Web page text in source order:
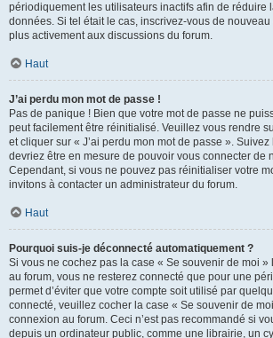
périodiquement les utilisateurs inactifs afin de réduire
données. Si tel était le cas, inscrivez-vous de
plus activement aux discussions du forum.
Haut
J’ai perdu mon mot de passe !
Pas de panique ! Bien que votre mot de passe ne
peut facilement être réinitialisé. Veuillez vous rendre
et cliquer sur « J’ai perdu mon mot de passe ».
devriez être en mesure de pouvoir vous connecter de
Cependant, si vous ne pouvez pas réinitialiser votre
invitons à contacter un administrateur du forum.
Haut
Pourquoi suis-je déconnecté automatiquement ?
Si vous ne cochez pas la case « Se souvenir de moi »
au forum, vous ne resterez connecté que pour une
permet d’éviter que votre compte soit utilisé par
connecté, veuillez cocher la case « Se souvenir de
connexion au forum. Ceci n’est pas recommandé si
depuis un ordinateur public, comme une librairie, un